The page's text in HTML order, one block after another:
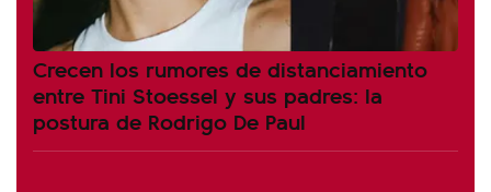
Crecen los rumores de distanciamiento
entre Tini Stoessel y sus padres: la
postura de Rodrigo De Paul